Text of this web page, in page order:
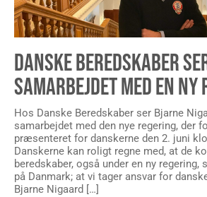
DANSKE BEREDSKABER
SAMARBEJDET MED EN NY
Hos Danske Beredskaber ser Bjarne
samarbejdet med den nye regering, der
præsenteret for danskerne den 2. juni
Danskerne kan roligt regne med, at de
beredskaber, også under en ny
på Danmark; at vi tager ansvar for
Bjarne Nigaard […]